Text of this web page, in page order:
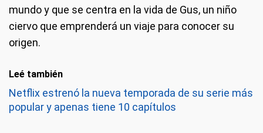
mundo y que se centra en la vida de Gus, un niño
ciervo que emprenderá un viaje para conocer su
origen.
Leé también
Netflix estrenó la nueva temporada de su serie más
popular y apenas tiene 10 capítulos